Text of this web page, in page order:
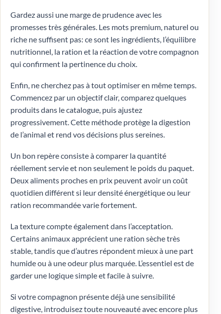
Gardez aussi une marge de prudence avec les
promesses très générales. Les mots premium, naturel ou
riche ne suffisent pas: ce sont les ingrédients, l’équilibre
nutritionnel, la ration et la réaction de votre compagnon
qui confirment la pertinence du choix.
Enfin, ne cherchez pas à tout optimiser en même temps.
Commencez par un objectif clair, comparez quelques
produits dans le catalogue, puis ajustez
progressivement. Cette méthode protège la digestion
de l’animal et rend vos décisions plus sereines.
Un bon repère consiste à comparer la quantité
réellement servie et non seulement le poids du paquet.
Deux aliments proches en prix peuvent avoir un coût
quotidien différent si leur densité énergétique ou leur
ration recommandée varie fortement.
La texture compte également dans l’acceptation.
Certains animaux apprécient une ration sèche très
stable, tandis que d’autres répondent mieux à une part
humide ou à une odeur plus marquée. L’essentiel est de
garder une logique simple et facile à suivre.
Si votre compagnon présente déjà une sensibilité
digestive, introduisez toute nouveauté avec encore plus